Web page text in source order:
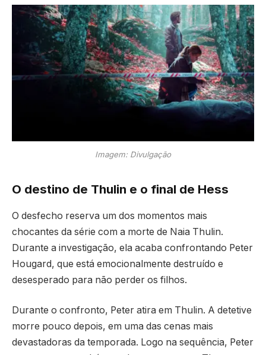
Imagem: Divulgação
O destino de Thulin e o final de Hess
O desfecho reserva um dos momentos mais
chocantes da série com a morte de Naia Thulin.
Durante a investigação, ela acaba confrontando Peter
Hougard, que está emocionalmente destruído e
desesperado para não perder os filhos.
Durante o confronto, Peter atira em Thulin. A detetive
morre pouco depois, em uma das cenas mais
devastadoras da temporada. Logo na sequência, Peter